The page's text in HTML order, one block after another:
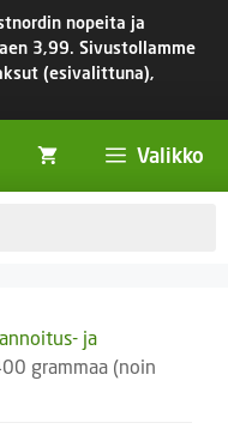
nopeita ja
3,99. Sivustollamme
(esivalittuna),
Valikko
ja
grammaa (noin